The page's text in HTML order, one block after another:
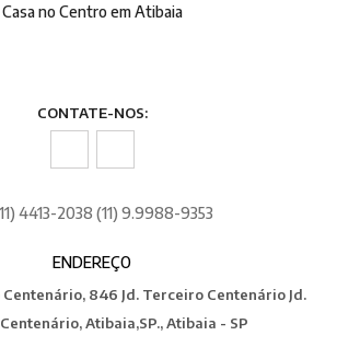
Casa no Centro em Atibaia
CONTATE-NOS:
4413-2038 (11) 9.9988-9353
ENDEREÇO
846 Jd. Terceiro Centenário Jd.
Atibaia,SP., Atibaia - SP